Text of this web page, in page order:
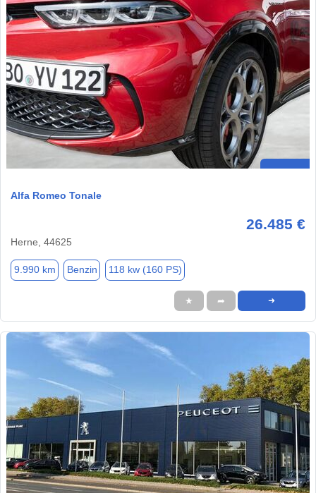
Alfa Romeo Tonale
26.485 €
Herne, 44625
9.990 km Benzin 118 kw (160 PS)
★ ➦ ➜